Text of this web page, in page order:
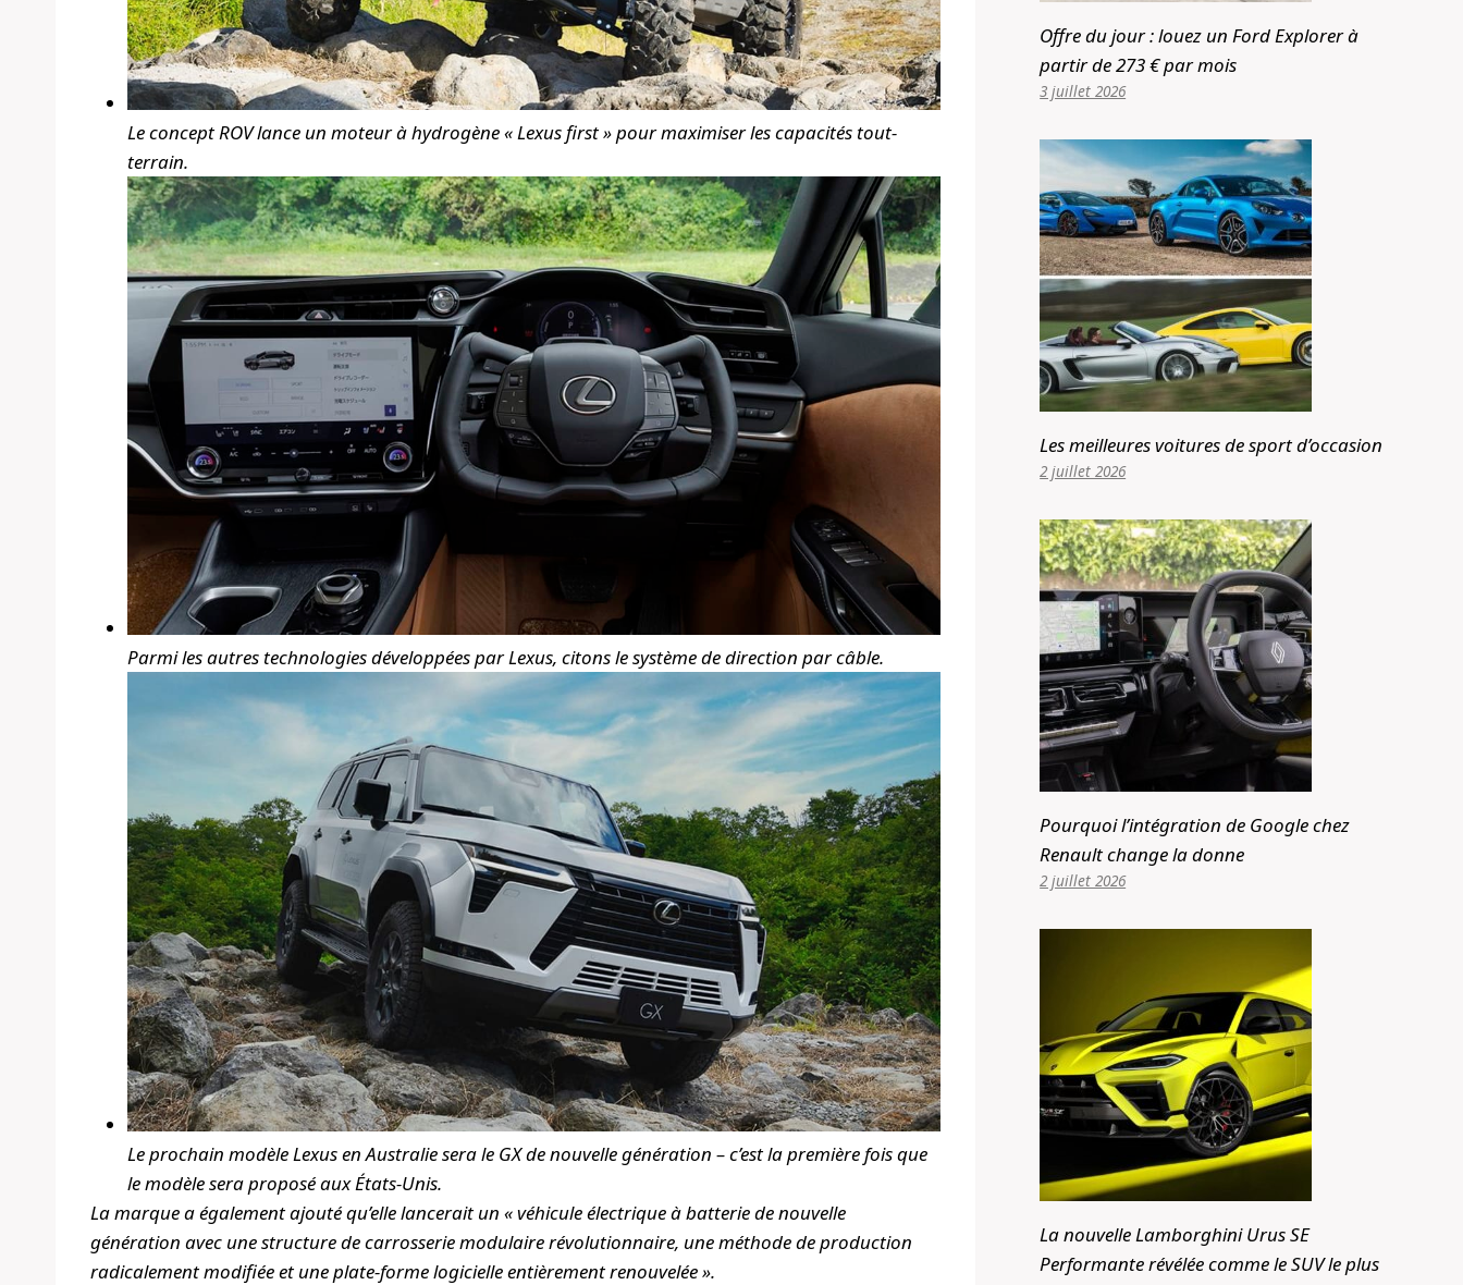
Le concept ROV lance un moteur à hydrogène « Lexus first » pour maximiser les capacités tout-
terrain.
Parmi les autres technologies développées par Lexus, citons le système de direction par câble.
Le prochain modèle Lexus en Australie sera le GX de nouvelle génération – c’est la première fois que
le modèle sera proposé aux États-Unis.
La marque a également ajouté qu’elle lancerait un « véhicule électrique à batterie de nouvelle
génération avec une structure de carrosserie modulaire révolutionnaire, une méthode de production
radicalement modifiée et une plate-forme logicielle entièrement renouvelée ».
Offre du jour : louez un Ford Explorer à
partir de 273 € par mois
3 juillet 2026
Les meilleures voitures de sport d’occasion
2 juillet 2026
Pourquoi l’intégration de Google chez
Renault change la donne
2 juillet 2026
La nouvelle Lamborghini Urus SE
Performante révélée comme le SUV le plus